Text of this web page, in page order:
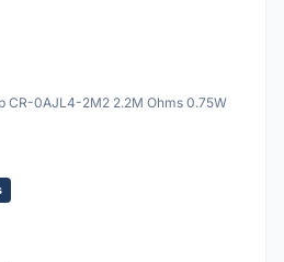
CR-0AJL4-2M2 2.2M Ohms 0.75W